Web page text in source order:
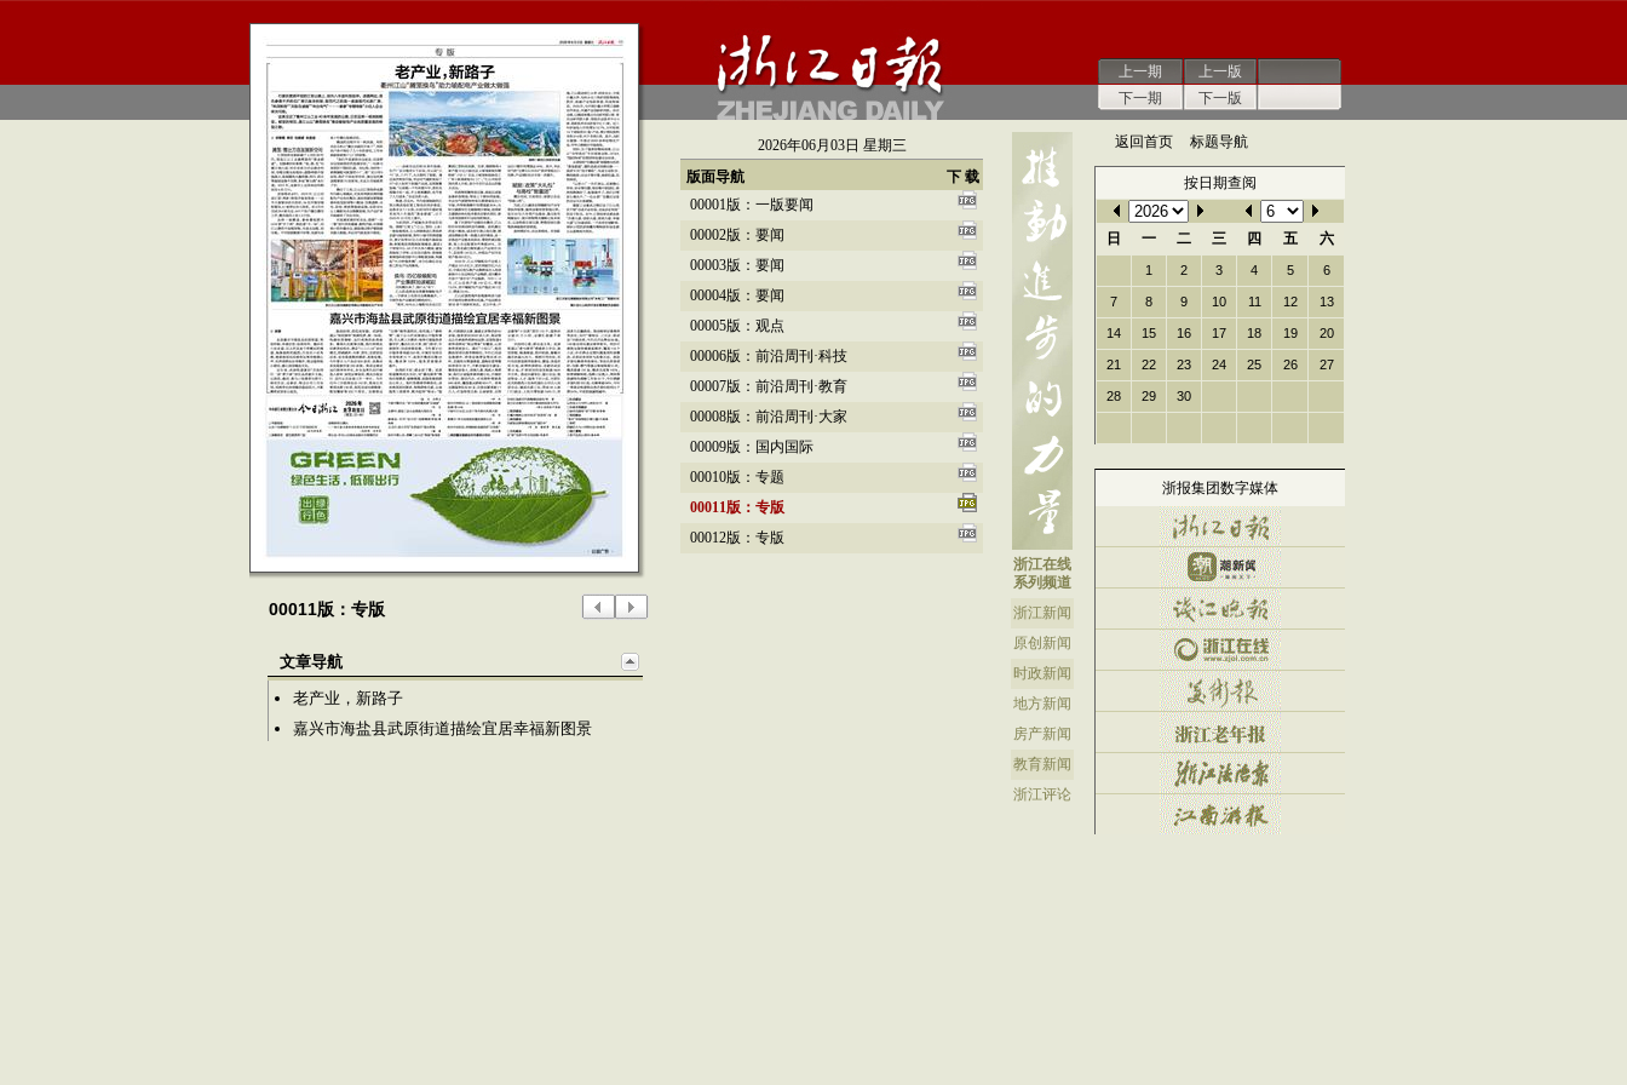
上一期
下一期
上一版
下一版
00011版：专版
文章导航
老产业，新路子
嘉兴市海盐县武原街道描绘宜居幸福新图景
2026年06月03日 星期三
版面导航
下 载
00001版：一版要闻
00002版：要闻
00003版：要闻
00004版：要闻
00005版：观点
00006版：前沿周刊·科技
00007版：前沿周刊·教育
00008版：前沿周刊·大家
00009版：国内国际
00010版：专题
00011版：专版
00012版：专版
浙江在线
系列频道
浙江新闻
原创新闻
时政新闻
地方新闻
房产新闻
教育新闻
浙江评论
返回首页 标题导航
按日期查阅
日 一 二 三 四 五 六
1 2 3 4 5 6
7 8 9 10 11 12 13
14 15 16 17 18 19 20
21 22 23 24 25 26 27
28 29 30
浙报集团数字媒体